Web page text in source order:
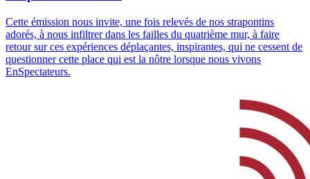
Cette émission nous invite, une fois relevés de nos strapontins
adorés, à nous infiltrer dans les failles du quatrième mur, à faire
retour sur ces expériences déplaçantes, inspirantes, qui ne cessent de
questionner cette place qui est la nôtre lorsque nous vivons
EnSpectateurs.